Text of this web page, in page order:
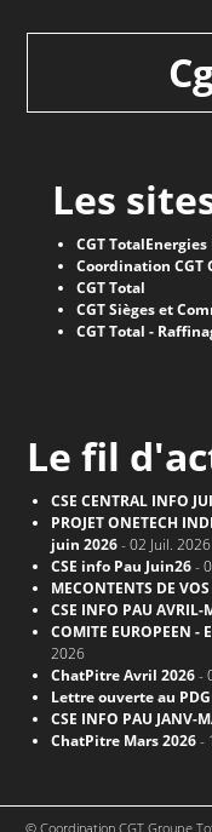
Les
CGT
Coordination CGT
CGT Total
CGT Sièges et
CGT Total -
Le fil
CSE CENTRAL INFO
PROJET ONETECH
juin 2026- 02 Juil. 2026
CSE info Pau Juin26-
MECONTENTS DE
CSE INFO PAU AVRIL-
COMITE EUROPEEN -
2026
ChatPitre Avril 2026-
Lettre ouverte au
CSE INFO PAU JANV-
ChatPitre Mars 2026-
© Coordination CGT Groupe